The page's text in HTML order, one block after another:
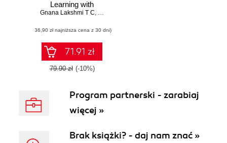
Learning with
Python
Gnana Lakshmi T C, Madeleine Shang
(36,90 zł najniższa cena z 30 dni)
71.91 zł
79.90 zł (-10%)
Program partnerski - zarabiaj
więcej »
Brak książki? - daj nam znać »